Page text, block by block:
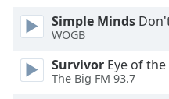
Text
Color
Opacity
Simple Minds
WOGB
Survivor Eye of
The Big FM 93.7